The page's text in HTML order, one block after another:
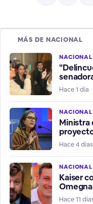
MÁS DE NACIONAL
NACIONAL
Hace 1 día
NACIONAL
Ministra
embrión
Hace 4 días
NACIONAL
Kaiser
Hace 11